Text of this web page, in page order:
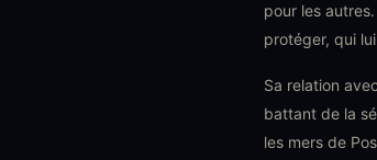
pour les
protéger, qui
Sa relation
battant de la
les mers de